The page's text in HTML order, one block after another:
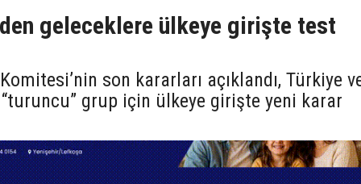
geleceklere ülkeye girişte test
son kararları açıklandı, Türkiye
“turuncu” grup için ülkeye girişte yeni karar